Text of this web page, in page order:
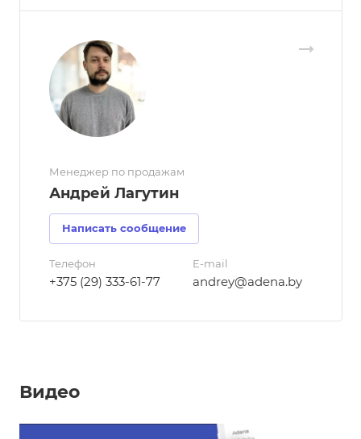
Менеджер по продажам
Андрей Лагутин
Написать сообщение
Телефон
+375 (29) 333-61-77
E-mail
andrey@adena.by
Видео